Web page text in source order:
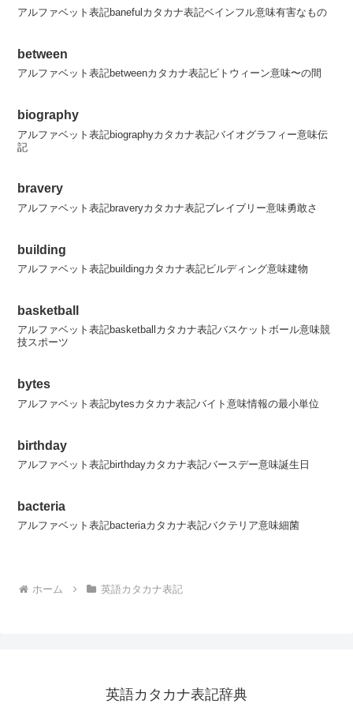
アルファベット表記banefulカタカナ表記ベインフル意味有害なもの
between
アルファベット表記betweenカタカナ表記ビトウィーン意味〜の間
biography
アルファベット表記biographyカタカナ表記バイオグラフィー意味伝
記
bravery
アルファベット表記braveryカタカナ表記ブレイブリー意味勇敢さ
building
アルファベット表記buildingカタカナ表記ビルディング意味建物
basketball
アルファベット表記basketballカタカナ表記バスケットボール意味競
技スポーツ
bytes
アルファベット表記bytesカタカナ表記バイト意味情報の最小単位
birthday
アルファベット表記birthdayカタカナ表記バースデー意味誕生日
bacteria
アルファベット表記bacteriaカタカナ表記バクテリア意味細菌
ホーム 英語カタカナ表記
英語カタカナ表記辞典